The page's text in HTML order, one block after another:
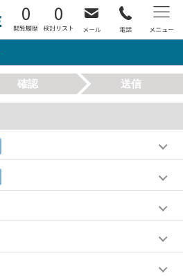
0 0
確認 送信